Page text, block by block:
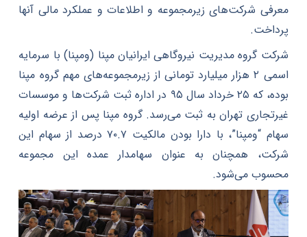
معرفی شرکت‌های زیرمجموعه و اطلاعات و عملکرد مالی آنها
پرداخت.
شرکت گروه مدیریت نیروگاهی ایرانیان مپنا (ومپنا) با سرمایه
اسمی ۲ هزار میلیارد تومانی از زیرمجموعه‌های مهم گروه مپنا
بوده، که ۲۵ خرداد سال ۹۵ در اداره ثبت شرکت‌ها و موسسات
غیرتجاری تهران به ثبت می‌رسد. گروه مپنا پس از عرضه اولیه
سهام “ومپنا”، با دارا بودن مالکیت ۷۰.۷ درصد از سهام این
شرکت، همچنان به عنوان سهامدار عمده این مجموعه
محسوب می‌شود.